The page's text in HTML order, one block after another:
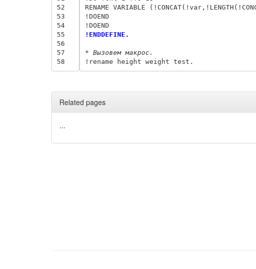
52
53
54
55
56
57
58
RENAME VARIABLE
!DOEND
!ENDDEFINE.
* Вызовем макрос.
Related pages
...